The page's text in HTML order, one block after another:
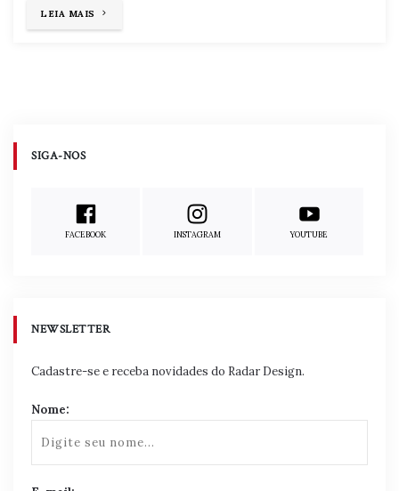
LEIA MAIS
Publicaoes
SIGA-NOS
FACEBOOK INSTAGRAM YOUTUBE
NEWSLETTER
Cadastre-se e receba novidades do Radar Design.
Nome: